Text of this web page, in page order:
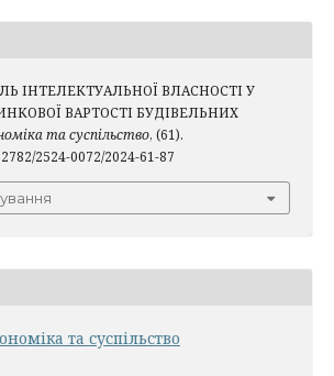
ІНТЕЛЕКТУАЛЬНОЇ ВЛАСНОСТІ У
ВАРТОСТІ БУДІВЕЛЬНИХ
та суспільство, (61).
2524-0072/2024-61-87
та суспільство